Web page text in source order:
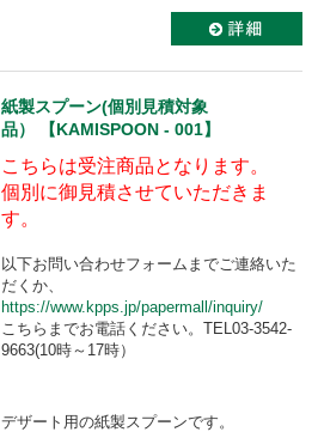
紙製スプーン(個別見積対象
品） 【KAMISPOON - 001】
こちらは受注商品となります。
個別に御見積させていただきま
す。
以下お問い合わせフォームまでご連絡いた
だくか、
https://www.kpps.jp/papermall/inquiry/
こちらまでお電話ください。TEL03-3542-
9663(10時～17時）
デザート用の紙製スプーンです。